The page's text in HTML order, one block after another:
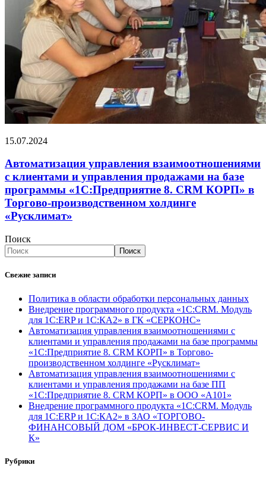
15.07.2024
Автоматизация управления взаимоотношениями
с клиентами и управления продажами на базе
программы «1С:Предприятие 8. CRM КОРП» в
Торгово-производственном холдинге
«Русклимат»
Поиск
Поиск
Свежие записи
Политика в области обработки персональных данных
Внедрение программного продукта «1С:CRM. Модуль
для 1С:ERP и 1С:КА2» в ГК «СЕРКОНС»
Автоматизация управления взаимоотношениями с
клиентами и управления продажами на базе программы
«1С:Предприятие 8. CRM КОРП» в Торгово-
производственном холдинге «Русклимат»
Автоматизация управления взаимоотношениями с
клиентами и управления продажами на базе ПП
«1С:Предприятие 8. CRM КОРП» в ООО «А101»
Внедрение программного продукта «1С:CRM. Модуль
для 1С:ERP и 1С:КА2» в ЗАО «ТОРГОВО-
ФИНАНСОВЫЙ ДОМ «БРОК-ИНВЕСТ-СЕРВИС И
К»
Рубрики